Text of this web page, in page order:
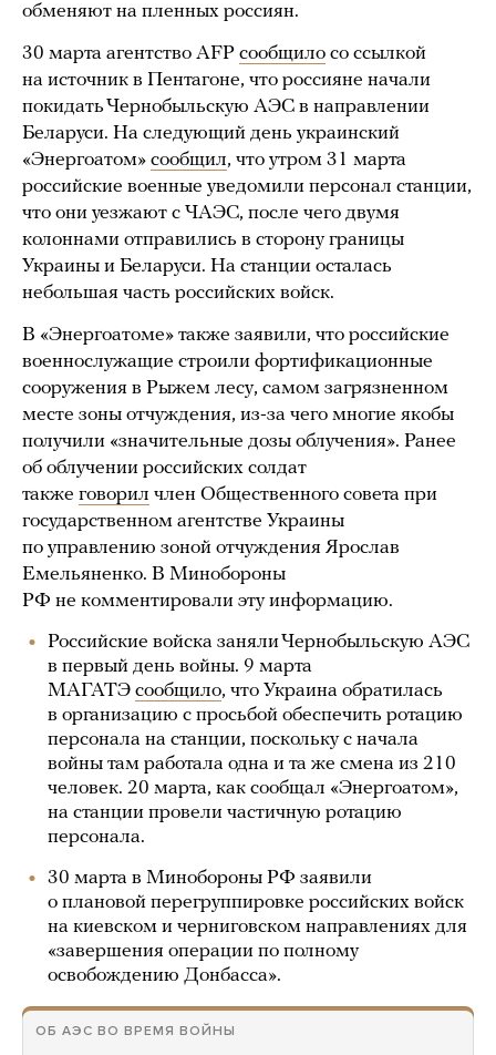
обменяют на пленных россиян.
30 марта агентство AFP сообщило со ссылкой
на источник в Пентагоне, что россияне начали
покидать Чернобыльскую АЭС в направлении
Беларуси. На следующий день украинский
«Энергоатом» сообщил, что утром 31 марта
российские военные уведомили персонал станции,
что они уезжают с ЧАЭС, после чего двумя
колоннами отправились в сторону границы
Украины и Беларуси. На станции осталась
небольшая часть российских войск.
В «Энергоатоме» также заявили, что российские
военнослужащие строили фортификационные
сооружения в Рыжем лесу, самом загрязненном
месте зоны отчуждения, из-за чего многие якобы
получили «значительные дозы облучения». Ранее
об облучении российских солдат
также говорил член Общественного совета при
государственном агентстве Украины
по управлению зоной отчуждения Ярослав
Емельяненко. В Минобороны
РФ не комментировали эту информацию.
Российские войска заняли Чернобыльскую АЭС
в первый день войны. 9 марта
МАГАТЭ сообщило, что Украина обратилась
в организацию с просьбой обеспечить ротацию
персонала на станции, поскольку с начала
войны там работала одна и та же смена из 210
человек. 20 марта, как сообщал «Энергоатом»,
на станции провели частичную ротацию
персонала.
30 марта в Минобороны РФ заявили
о плановой перегруппировке российских войск
на киевском и черниговском направлениях для
«завершения операции по полному
освобождению Донбасса».
ОБ АЭС ВО ВРЕМЯ ВОЙНЫ